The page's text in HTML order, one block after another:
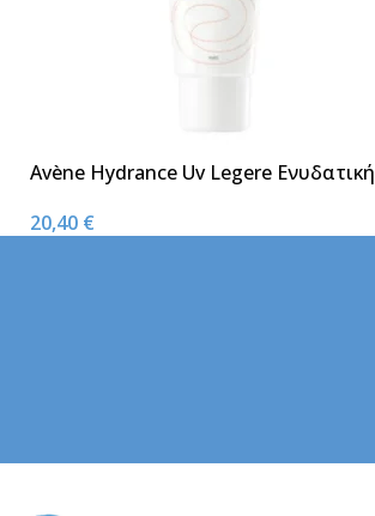
Avène Hydrance Uv Legere Ενυδατική
20,40 €